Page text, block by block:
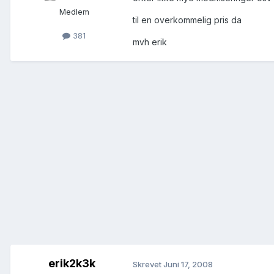
Medlem
381
til en overkommelig pris da
mvh erik
erik2k3k SkrevetJuni 17, 2008